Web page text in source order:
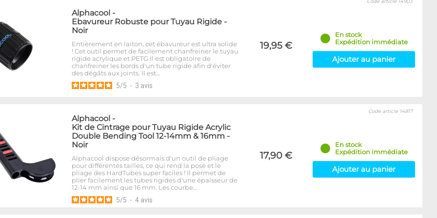
Alphacool -
Ebavureur Robuste pour Tuyau Rigide -
Noir
Entièrement en laiton, cet ébavureur est ultra solide
! Cet outil permet de facilement chanfreiner le tuyau
rigide acrylique et PETG Il est obligatoire de
chanfreiner les bords d'un tube rigide afin d'éviter
des dégâts aux joints. Il est…
5/5 - 3 avis
19,95 €
En stock
Expédition immédiate
Ajouter au panier
Alphacool -
Kit de Cintrage pour Tuyau Rigide Acrylic
Double Bending Tool 12-14mm & 16mm -
Noir
Alphacool dispose désormais d'un outil de pliage
pour différentes tailles, ce qui rend la pose et le
pliage des HardTubes super faciles ! Il permet de
plier facilement les tubes rigides d'une épaisseur de
12-14 mm ainsi que 16 mm. Les courbe…
5/5 - 4 avis
17,90 €
Code article 14817
En stock
Expédition immédiate
Ajouter au panier